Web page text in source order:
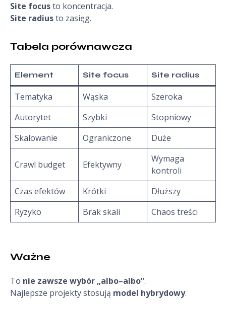
Site focusto koncentracja.
Site radiusto zasięg.
Tabela porównawcza
Element Site focus Site radius
Tematyka Wąska
Szeroka
Autorytet
Szybki
Stopniowy
Skalowanie
Ograniczone Duże
Crawl budget Efektywny
Wymaga
kontroli
Czas efektów
Krótki
Dłuższy
Ryzyko
Brak skali Chaos treści
Ważne
To nie zawsze wybór „albo–albo”.
Najlepsze projekty stosują model hybrydowy.